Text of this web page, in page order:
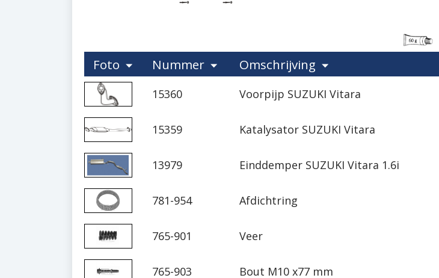
Foto Nummer Omschrijving
15360 Voorpijp SUZUKI Vitara
15359 Katalysator SUZUKI Vitara
13979 Einddemper SUZUKI Vitara 1.6i
781-954 Afdichtring
765-901 Veer
765-903 Bout M10 x77 mm